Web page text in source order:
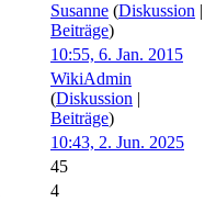
Susanne (Diskussion |
Beiträge)
10:55, 6. Jan. 2015
WikiAdmin
(Diskussion |
Beiträge)
10:43, 2. Jun. 2025
45
4